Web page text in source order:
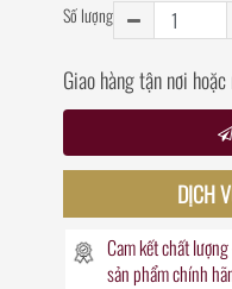
Số lượng
Giao hàng tận nơi
DỊCH
Cam kết chất
sản phẩm chính